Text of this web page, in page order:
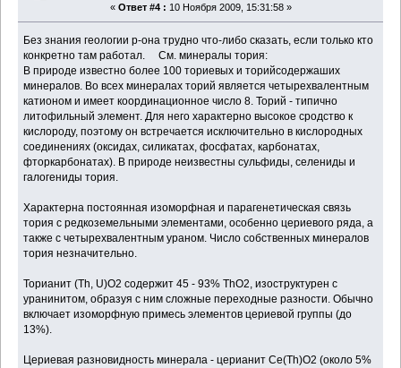
« Ответ #4 : 10 Ноября 2009, 15:31:58 »
Без знания геологии р-она трудно что-либо сказать, если только кто
конкретно там работал. См. минералы тория:
В природе известно более 100 ториевых и торийсодержаших
минералов. Во всех минералах торий является четырехвалентным
катионом и имеет координационное число 8. Торий - типично
литофильный элемент. Для него характерно высокое сродство к
кислороду, поэтому он встречается исключительно в кислородных
соединениях (оксидах, силикатах, фосфатах, карбонатах,
фторкарбонатах). В природе неизвестны сульфиды, селениды и
галогениды тория.
Характерна постоянная изоморфная и парагенетическая связь
тория с редкоземельными элементами, особенно цериевого ряда, а
также с четырехвалентным ураном. Число собственных минералов
тория незначительно.
Торианит (Th, U)O2 содержит 45 - 93% ThO2, изоструктурен с
уранинитом, образуя с ним сложные переходные разности. Обычно
включает изоморфную примесь элементов цериевой группы (до
13%).
Цериевая разновидность минерала - церианит Ce(Th)O2 (около 5%